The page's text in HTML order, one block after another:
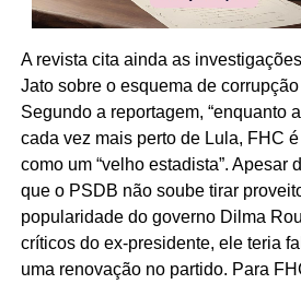
A revista cita ainda as
Jato sobre o esquema de
Segundo a reportagem, “enquanto
cada vez mais perto de Lula, FHC
como um “velho estadista”. Apesar
que o PSDB não soube tirar
popularidade do governo Dilma
críticos do ex-presidente, ele teria
uma renovação no partido. Para